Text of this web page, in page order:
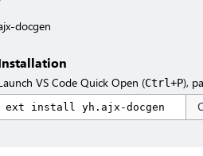
docgen
VS Code Quick Open (Ctrl+P),